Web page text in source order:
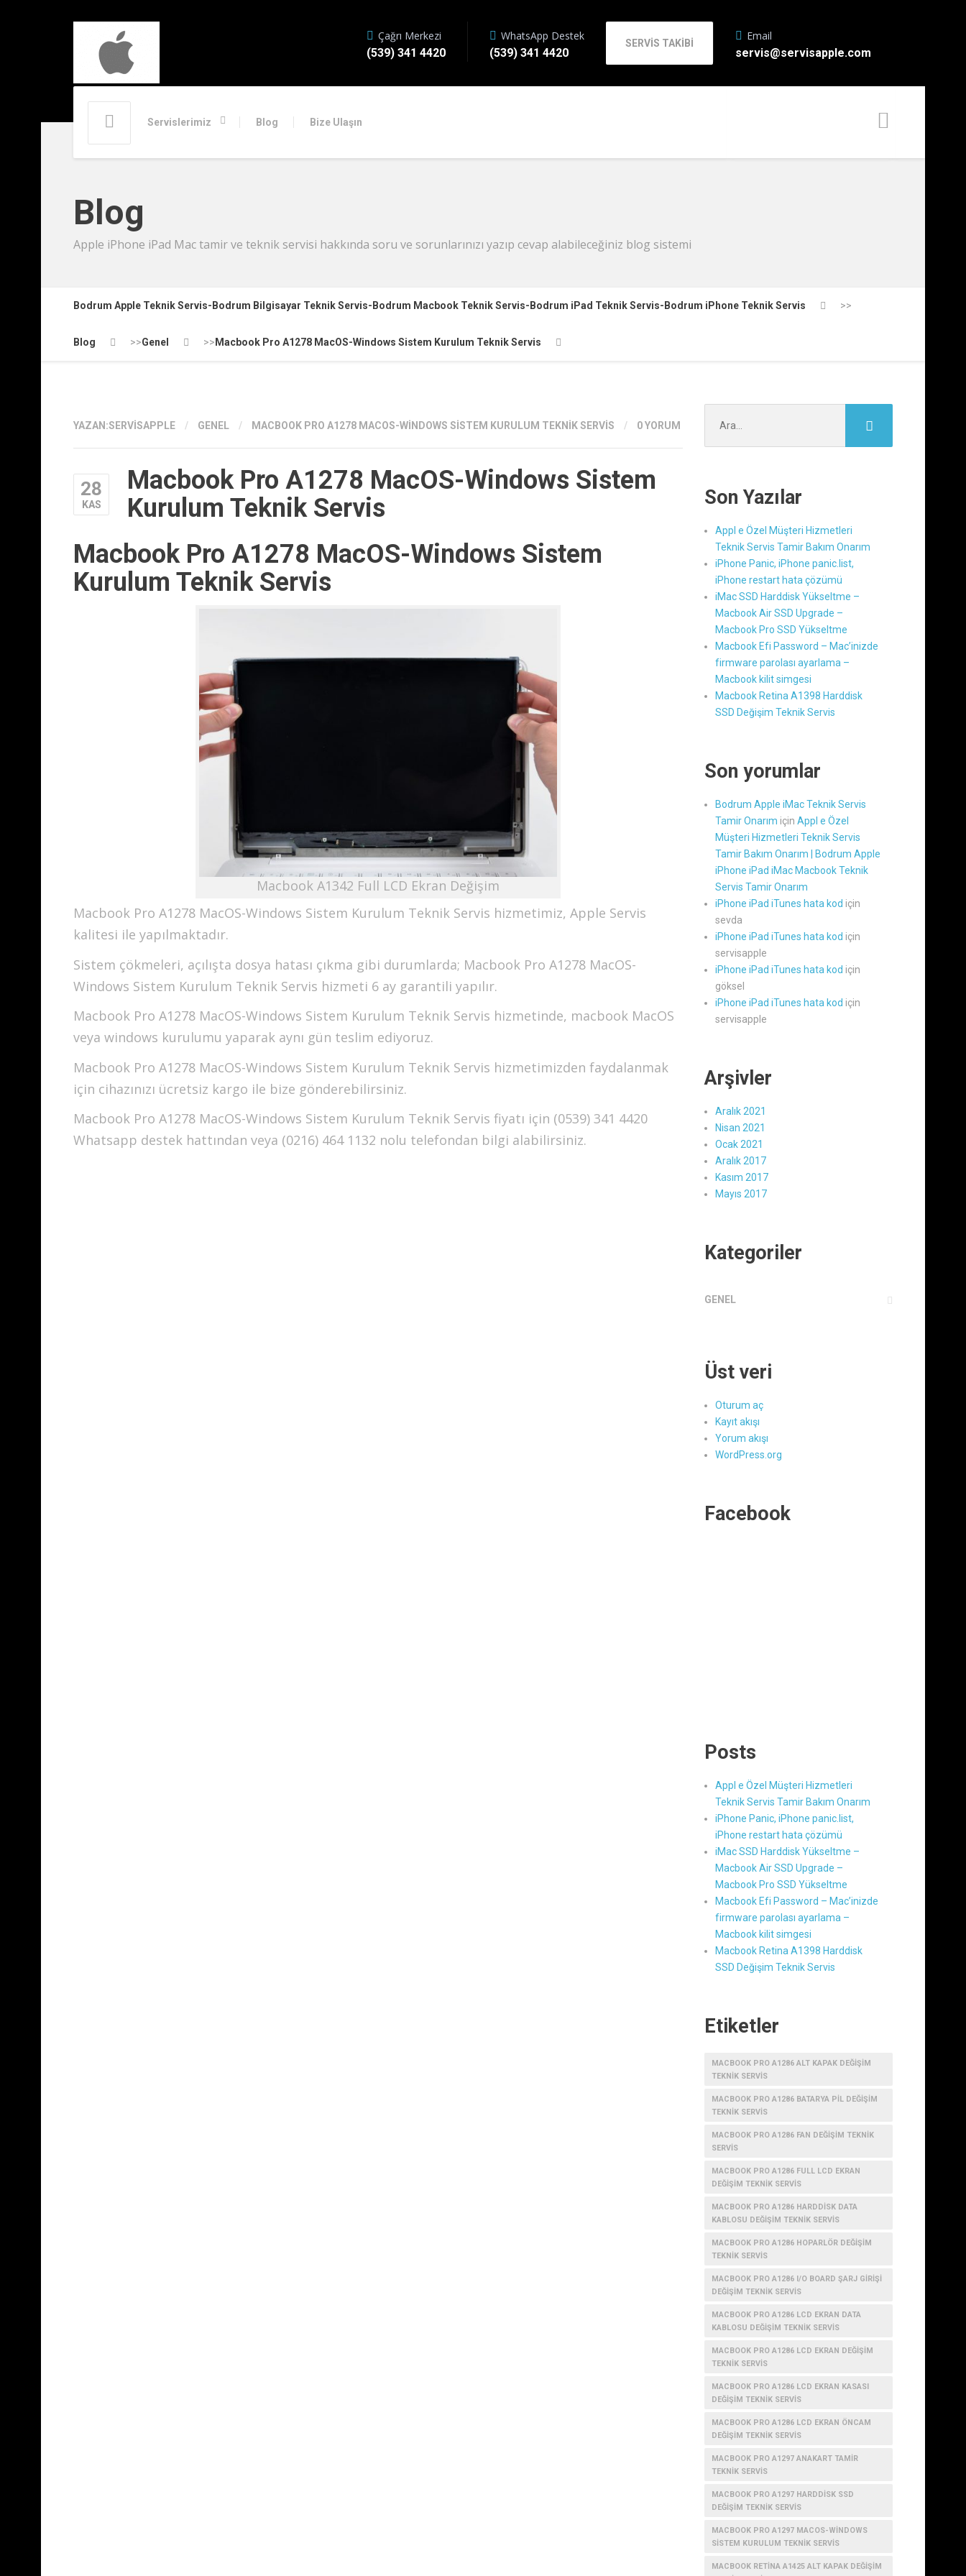
Servislerimiz Blog Bize Ulaşın
Çağrı Merkezi
(539) 341 4420
WhatsApp Destek
(539) 341 4420
SERVİS TAKİBİ
Email
servis@servisapple.com
Blog
Apple iPhone iPad Mac tamir ve teknik servisi hakkında soru ve sorunlarınızı yazıp cevap alabileceğiniz blog sistemi
Bodrum Apple Teknik Servis-Bodrum Bilgisayar Teknik Servis-Bodrum Macbook Teknik Servis-Bodrum iPad Teknik Servis-Bodrum iPhone Teknik Servis >>
Blog >>Genel >> Macbook Pro A1278 MacOS-Windows Sistem Kurulum Teknik Servis
YAZAN:SERVISAPPLE / GENEL / MACBOOK PRO A1278 MACOS-WINDOWS SISTEM KURULUM TEKNIK SERVIS / 0 YORUM
28
KAS
Macbook Pro A1278 MacOS-Windows Sistem
Kurulum Teknik Servis
Macbook Pro A1278 MacOS-Windows Sistem
Kurulum Teknik Servis
Macbook A1342 Full LCD Ekran Değişim
Macbook Pro A1278 MacOS-Windows Sistem Kurulum Teknik Servis hizmetimiz, Apple Servis
kalitesi ile yapılmaktadır.
Sistem çökmeleri, açılışta dosya hatası çıkma gibi durumlarda; Macbook Pro A1278 MacOS-
Windows Sistem Kurulum Teknik Servis hizmeti 6 ay garantili yapılır.
Macbook Pro A1278 MacOS-Windows Sistem Kurulum Teknik Servis hizmetinde, macbook MacOS
veya windows kurulumu yaparak aynı gün teslim ediyoruz.
Macbook Pro A1278 MacOS-Windows Sistem Kurulum Teknik Servis hizmetimizden faydalanmak
için cihazınızı ücretsiz kargo ile bize gönderebilirsiniz.
Macbook Pro A1278 MacOS-Windows Sistem Kurulum Teknik Servis fiyatı için (0539) 341 4420
Whatsapp destek hattından veya (0216) 464 1132 nolu telefondan bilgi alabilirsiniz.
ara:
Son Yazılar
Appl e Özel Müşteri Hizmetleri
Teknik Servis Tamir Bakım Onarım
iPhone Panic, iPhone panic.list,
iPhone restart hata çözümü
iMac SSD Harddisk Yükseltme –
Macbook Air SSD Upgrade –
Macbook Pro SSD Yükseltme
Macbook Efi Password – Mac’inizde
firmware parolası ayarlama –
Macbook kilit simgesi
Macbook Retina A1398 Harddisk
SSD Değişim Teknik Servis
Son yorumlar
Bodrum Apple iMac Teknik Servis
Tamir Onarım için Appl e Özel
Müşteri Hizmetleri Teknik Servis
Tamir Bakım Onarım | Bodrum Apple
iPhone iPad iMac Macbook Teknik
Servis Tamir Onarım
iPhone iPad iTunes hata kod için
sevda
iPhone iPad iTunes hata kod için
servisapple
iPhone iPad iTunes hata kod için
göksel
iPhone iPad iTunes hata kod için
servisapple
Arşivler
Aralık 2021
Nisan 2021
Ocak 2021
Aralık 2017
Kasım 2017
Mayıs 2017
Kategoriler
GENEL
Üst veri
Oturum aç
Kayıt akışı
Yorum akışı
WordPress.org
Facebook
Posts
Appl e Özel Müşteri Hizmetleri
Teknik Servis Tamir Bakım Onarım
iPhone Panic, iPhone panic.list,
iPhone restart hata çözümü
iMac SSD Harddisk Yükseltme –
Macbook Air SSD Upgrade –
Macbook Pro SSD Yükseltme
Macbook Efi Password – Mac’inizde
firmware parolası ayarlama –
Macbook kilit simgesi
Macbook Retina A1398 Harddisk
SSD Değişim Teknik Servis
Etiketler
MACBOOK PRO A1286 ALT KAPAK DEĞIŞIM
TEKNIK SERVIS
MACBOOK PRO A1286 BATARYA PIL DEĞIŞIM
TEKNIK SERVIS
MACBOOK PRO A1286 FAN DEĞIŞIM TEKNIK
SERVIS
MACBOOK PRO A1286 FULL LCD EKRAN
DEĞIŞIM TEKNIK SERVIS
MACBOOK PRO A1286 HARDDISK DATA
KABLOSU DEĞIŞIM TEKNIK SERVIS
MACBOOK PRO A1286 HOPARLÖR DEĞIŞIM
TEKNIK SERVIS
MACBOOK PRO A1286 I/O BOARD ŞARJ GIRIŞI
DEĞIŞIM TEKNIK SERVIS
MACBOOK PRO A1286 LCD EKRAN DATA
KABLOSU DEĞIŞIM TEKNIK SERVIS
MACBOOK PRO A1286 LCD EKRAN DEĞIŞIM
TEKNIK SERVIS
MACBOOK PRO A1286 LCD EKRAN KASASI
DEĞIŞIM TEKNIK SERVIS
MACBOOK PRO A1286 LCD EKRAN ÖNCAM
DEĞIŞIM TEKNIK SERVIS
MACBOOK PRO A1297 ANAKART TAMIR
TEKNIK SERVIS
MACBOOK PRO A1297 HARDDISK SSD
DEĞIŞIM TEKNIK SERVIS
MACBOOK PRO A1297 MACOS-WINDOWS
SISTEM KURULUM TEKNIK SERVIS
MACBOOK RETINA A1425 ALT KAPAK DEĞIŞIM